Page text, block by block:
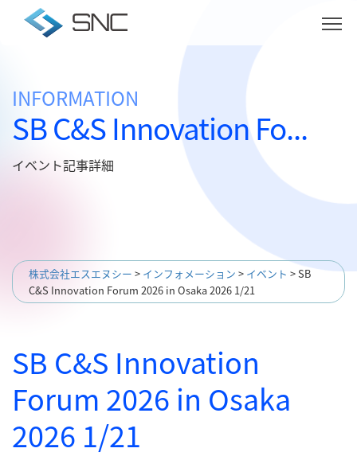
INFORMATION
SB C&S Innovation Fo...
イベント記事詳細
株式会社エスエヌシー > インフォメーション > イベント >SB
C&S Innovation Forum 2026 in Osaka 2026 1/21
SB C&S Innovation
Forum 2026 in Osaka
2026 1/21